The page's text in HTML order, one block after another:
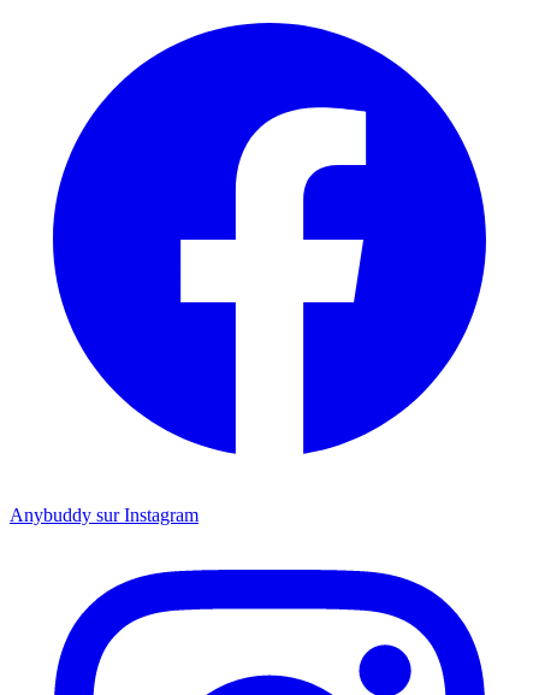
Anybuddy sur Instagram